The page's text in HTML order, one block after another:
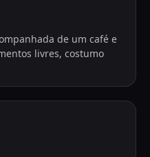
de um café e
livres, costumo